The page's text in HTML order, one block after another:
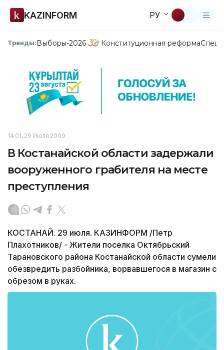
KAZINFORM РУ
Тренды:Выборы-2026 Конституционная реформа
14:01, 29 Июля 2009
В Костанайской области задержали
вооруженного грабителя на месте
преступления
КОСТАНАЙ. 29 июля. КАЗИНФОРМ /Петр
Плахотников/ - Жители поселка Октябрьский
Тарановского района Костанайской области сумели
обезвредить разбойника, ворвавшегося в магазин с
обрезом в руках.